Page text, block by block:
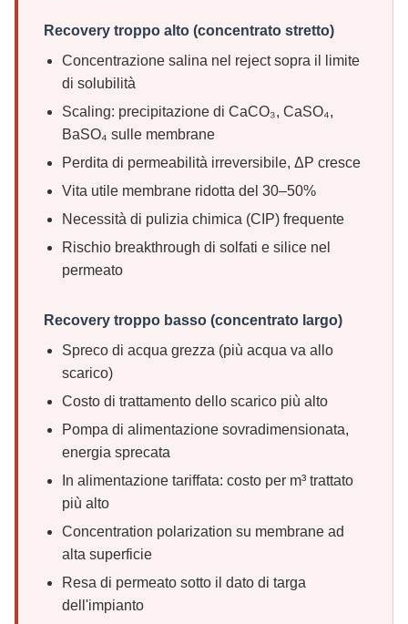
Recovery troppo alto (concentrato stretto)
Concentrazione salina nel reject sopra il limite
di solubilità
Scaling: precipitazione di CaCO₃, CaSO₄,
BaSO₄ sulle membrane
Perdita di permeabilità irreversibile, ΔP cresce
Vita utile membrane ridotta del 30–50%
Necessità di pulizia chimica (CIP) frequente
Rischio breakthrough di solfati e silice nel
permeato
Recovery troppo basso (concentrato largo)
Spreco di acqua grezza (più acqua va allo
scarico)
Costo di trattamento dello scarico più alto
Pompa di alimentazione sovradimensionata,
energia sprecata
In alimentazione tariffata: costo per m³ trattato
più alto
Concentration polarization su membrane ad
alta superficie
Resa di permeato sotto il dato di targa
dell'impianto